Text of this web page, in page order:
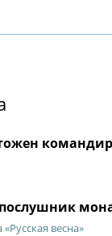
«Русская весна»